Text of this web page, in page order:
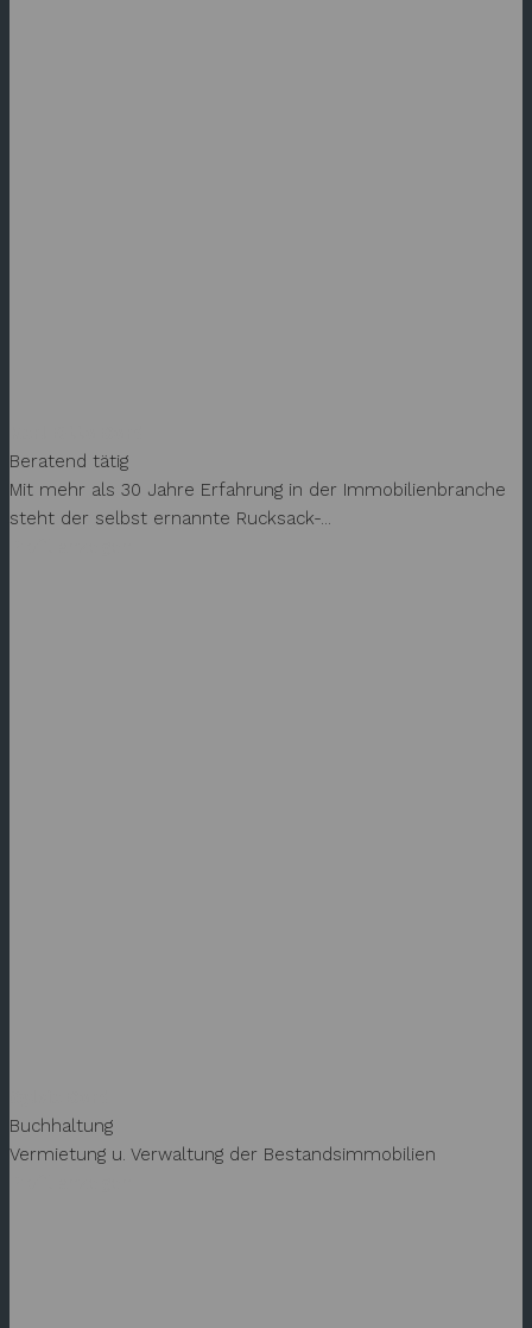
Beratend tätig
Mit mehr als 30 Jahre Erfahrung in der Immobilienbranche
steht der selbst ernannte Rucksack-...
Buchhaltung
Vermietung u. Verwaltung der Bestandsimmobilien